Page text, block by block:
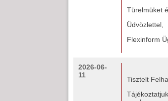
Türelmüket
Üdvözlettel,
Flexinform
2026-06-
11
Tisztelt